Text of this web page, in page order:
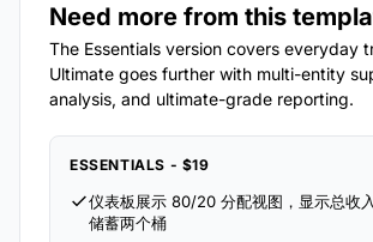
Need more from this
The Essentials version covers everyday
Ultimate goes further with multi-entity
analysis, and ultimate-grade reporting.
ESSENTIALS - $19
仪表板展示 80/20 分配视图，显示总收
储蓄两个桶